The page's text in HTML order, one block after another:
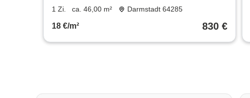
großzügiges 1 Zimmer-Apartment mit
1 Zi. ca. 46,00 m² Darmstadt 64285
18 €/m² 830 €